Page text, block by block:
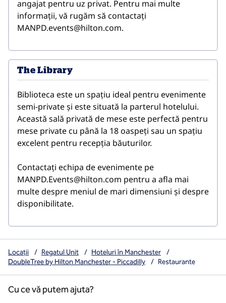
angajat pentru uz privat. Pentru mai multe
informații, vă rugăm să contactați
MANPD.events@hilton.com.
The Library
Biblioteca este un spațiu ideal pentru evenimente
semi-private și este situată la parterul hotelului.
Această sală privată de mese este perfectă pentru
mese private cu până la 18 oaspeți sau un spațiu
excelent pentru recepția băuturilor.
Contactați echipa de evenimente pe
MANPD.Events@hilton.com pentru a afla mai
multe despre meniul de mari dimensiuni și despre
disponibilitate.
Locații / Regatul Unit / Hoteluri în Manchester
/
DoubleTree by Hilton Manchester - Piccadilly
/ Restaurante
Cu ce vă putem ajuta?